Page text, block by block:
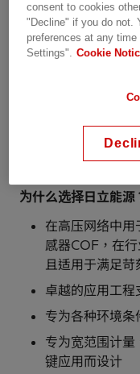
应用
为什么选择日立能源
在高压网络中
感器COF，在
且适用于满足苛
卓越的应用工
专为各种环境条
专为宽范围计
键应用而设计
consent to cookies
"Decline" if you do not.
preferences at any
Settings". Cookie